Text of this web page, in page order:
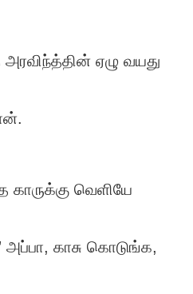
அரவிந்த்தின் ஏழு வயது
காருக்கு வெளியே
அப்பா, காசு கொடுங்க,